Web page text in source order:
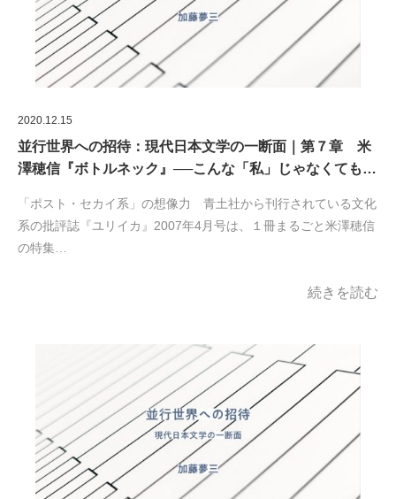
2020.12.15
並行世界への招待：現代日本文学の一断面｜第７章 米
澤穂信『ボトルネック』──こんな「私」じゃなくても…
「ポスト・セカイ系」の想像力 青土社から刊行されている文化
系の批評誌『ユリイカ』2007年4月号は、１冊まるごと米澤穂信
の特集…
続きを読む